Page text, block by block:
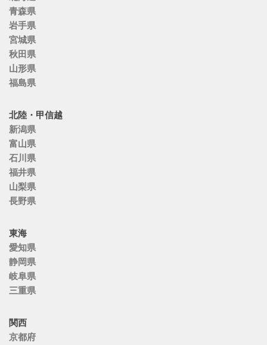
青森県
岩手県
宮城県
秋田県
山形県
福島県
北陸・甲信越
新潟県
富山県
石川県
福井県
山梨県
長野県
東海
愛知県
静岡県
岐阜県
三重県
関西
京都府